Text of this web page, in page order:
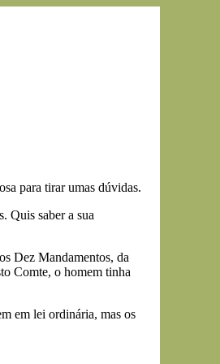
para tirar umas dúvidas.
Quis saber a sua
Dez Mandamentos, da
Comte, o homem tinha
em lei ordinária, mas os